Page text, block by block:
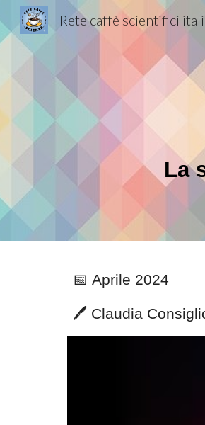
Rete caffè scientifici
La
📅 Aprile 2024
🖊️ Claudia